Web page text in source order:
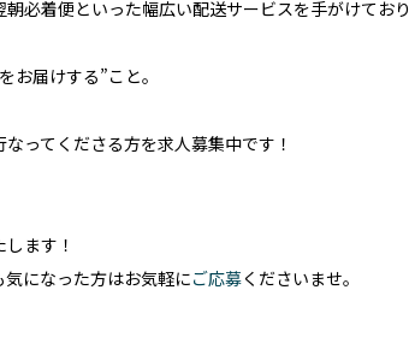
必着便といった幅広い配送サービスを手がけており
届けする”こと。
ってくださる方を求人募集中です！
ます！
になった方はお気軽にご応募くださいませ。